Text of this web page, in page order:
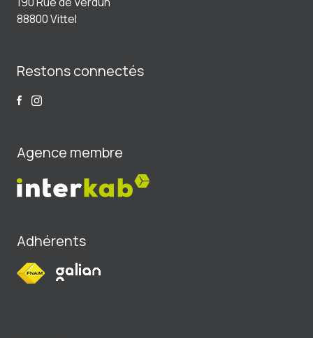
88800 Vittel
Restons connectés
Agence membre
Adhérents